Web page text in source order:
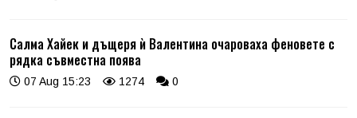
Салма Хайек и дъщеря ѝ Валентина очароваха феновете с
рядка съвместна поява
07 Aug 15:23 1274 0